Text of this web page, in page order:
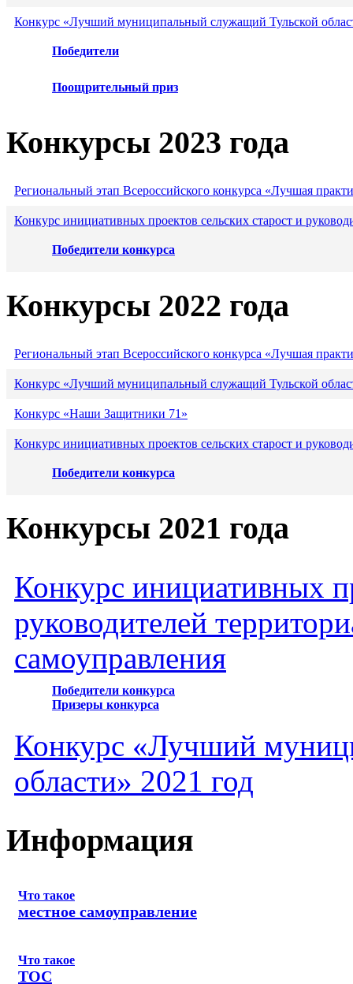
Конкурс «Лучший муниципальный служащий Тульской
Победители
Поощрительный приз
Конкурсы 2023 года
Региональный этап Всероссийского конкурса «Лучшая
Конкурс инициативных проектов сельских старост и
Победители конкурса
Конкурсы 2022 года
Региональный этап Всероссийского конкурса «Лучшая
Конкурс «Лучший муниципальный служащий Тульской
Конкурс «Наши Защитники 71»
Конкурс инициативных проектов сельских старост и
Победители конкурса
Конкурсы 2021 года
Конкурс инициативных
руководителей
самоуправления
Победители конкурса
Призеры конкурса
Конкурс «Лучший
области» 2021 год
Информация
Что такое
местное самоуправление
Что такое
ТОС